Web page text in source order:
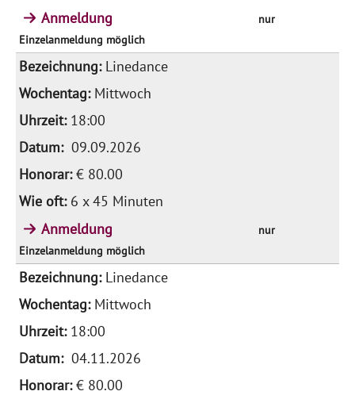
Anmeldung
nur
Einzelanmeldung möglich
Linedance
Mittwoch
18:00
09.09.2026
€ 80.00
6 x 45 Minuten
Anmeldung
nur
Einzelanmeldung möglich
Linedance
Mittwoch
18:00
04.11.2026
€ 80.00